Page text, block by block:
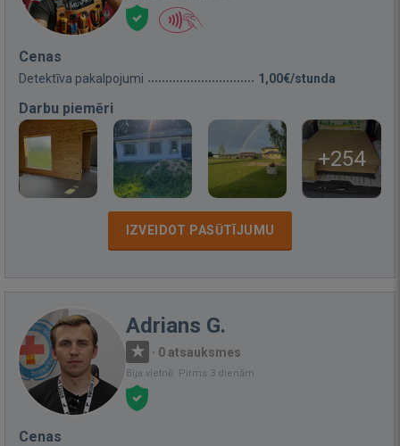
Cenas
Detektīva pakalpojumi 1,00€/stunda
Darbu piemēri
+254
IZVEIDOT PASŪTĪJUMU
Adrians G.
· 0 atsauksmes
Bija vietnē: Pirms 3 dienām
Cenas